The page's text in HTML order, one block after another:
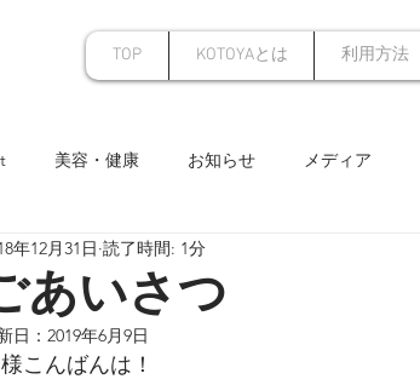
TOP KOTOYAとは 利用方法
美容・健康 お知らせ メディア
アート KOTOYA限定
尾道体験
あいさつ
年12月31日 読了時間: 1分
日： 2019年6月9日
こんばんは！